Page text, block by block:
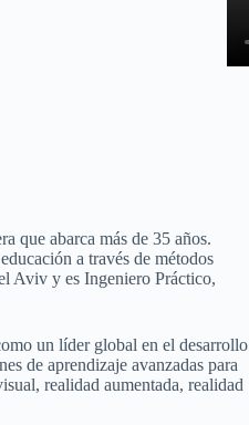
que abarca más de 35 años.
a través de métodos
Aviv y es Ingeniero Práctico,
un líder global en el desarrollo
de aprendizaje avanzadas para
realidad aumentada, realidad